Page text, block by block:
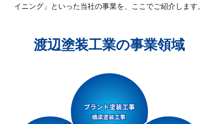
イニング」といった当社の事業を、ここでご紹介します。
渡辺塗装工業の事業領域